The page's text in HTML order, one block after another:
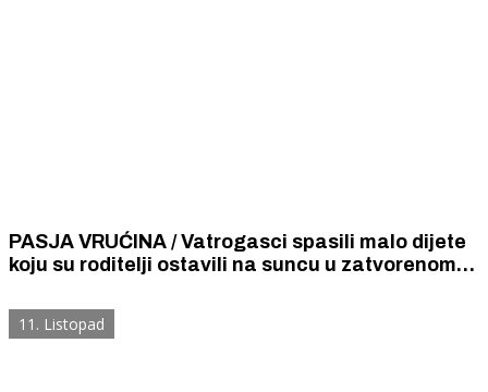
PASJA VRUĆINA / Vatrogasci spasili malo dijete
koju su roditelji ostavili na suncu u zatvorenom
psa.
11. Listopad